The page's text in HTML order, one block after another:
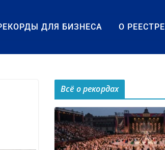
ДЛЯ БИЗНЕСА О РЕЕСТРЕ
Всё о рекордах